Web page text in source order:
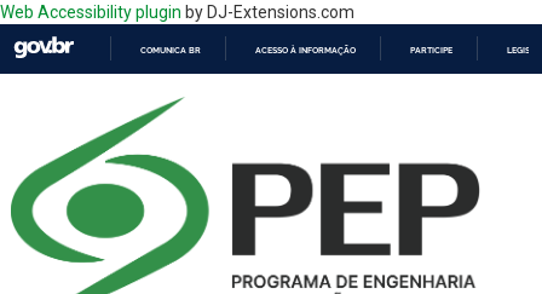
Web Accessibility plugin by DJ-Extensions.com
COMUNICA BR ACESSO À INFORMAÇÃO PARTICIPE